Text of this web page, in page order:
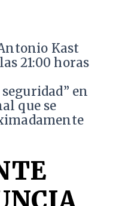
Kast
21:00 horas
en
que se